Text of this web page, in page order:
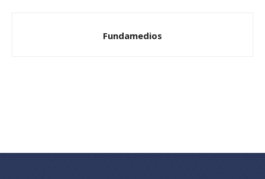
Fundamedios